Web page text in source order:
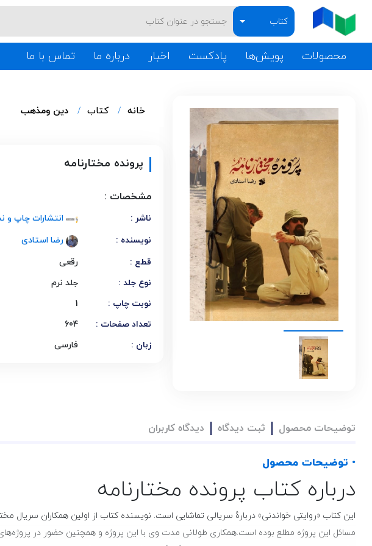
کتاب
محصولات پویش‌ها پادکست اخبار درباره ما تماس با ما
خانه کتاب دین ومذهب
پرونده مختارنامه
مشخصات :
ناشر :
انتشارات چاپ و
نویسنده :
رضا استادی
قطع :
رقعی
نوع جلد :
جلد نرم
نوبت چاپ :
1
تعداد صفحات :
604
زبان :
فارسی
توضیحات محصول ثبت دیدگاه دیدگاه کاربران
• توضیحات محصول
درباره کتاب پرونده مختارنامه
مسائل این پروژه مطلع بوده است.همکاری طولانی‌ مدت وی با این پروژه و همچنین حضور در